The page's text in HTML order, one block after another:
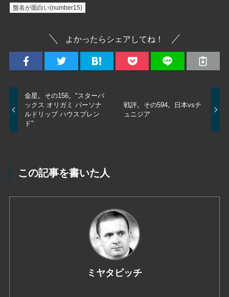
盤名が面白い(number15)
よかったらシェアしてね！
金星。その156。"スターバ
ックス オリガミ パーソナ
ルドリップ ハウスブレン
ド"
戦評。その594。日本vsチ
ュニジア
この記事を書いた人
ミヤタビッチ